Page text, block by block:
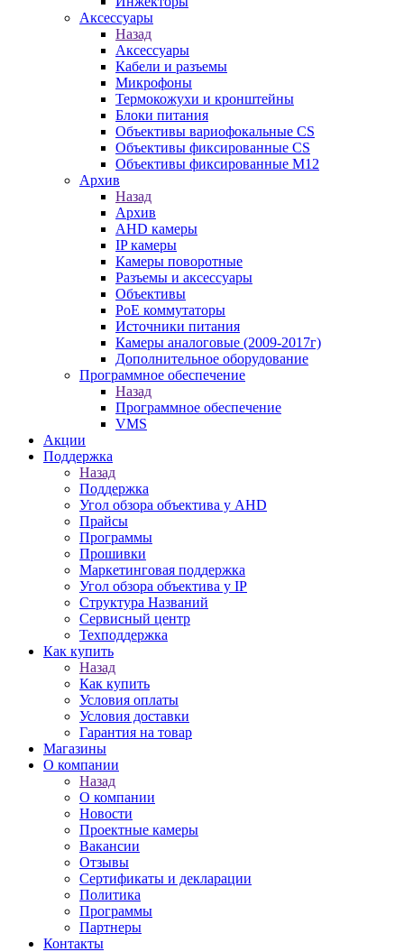
Аксессуары
Назад
Аксессуары
Кабели и разъемы
Микрофоны
Термокожухи и кронштейны
Блоки питания
Объективы вариофокальные CS
Объективы фиксированные CS
Объективы фиксированные М12
Архив
Назад
Архив
AHD камеры
IP камеры
Камеры поворотные
Разъемы и аксессуары
Объективы
PoE коммутаторы
Источники питания
Камеры аналоговые (2009-2017г)
Дополнительное оборудование
Программное обеспечение
Назад
Программное обеспечение
VMS
Акции
Поддержка
Назад
Поддержка
Угол обзора объектива у AHD
Прайсы
Программы
Прошивки
Маркетинговая поддержка
Угол обзора объектива у IP
Структура Названий
Сервисный центр
Техподдержка
Как купить
Назад
Как купить
Условия оплаты
Условия доставки
Гарантия на товар
Магазины
О компании
Назад
О компании
Новости
Проектные камеры
Вакансии
Отзывы
Сертификаты и декларации
Политика
Программы
Партнеры
Контакты